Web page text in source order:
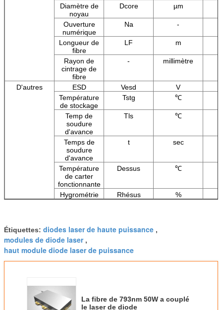
Diamètre de
noyau
Dcore µm
Ouverture
numérique
Na -
Longueur de
fibre
LF m
Rayon de
cintrage de
fibre
- millimètre
D'autres ESD Vesd
V
Température
de stockage
Tstg ℃
Temp de
soudure
d'avance
Tls ℃
Temps de
soudure
d'avance
t sec
Température
de carter
fonctionnante
Dessus ℃
Hygrométrie Rhésus %
Étiquettes: diodes laser de haute puissance ,
modules de diode laser,
haut module diode laser de puissance
La fibre de 793nm 50W a couplé
le laser de diode